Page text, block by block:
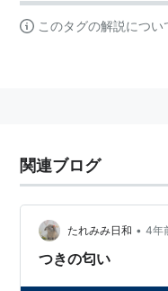
このタグの解説につい
関連ブログ
たれみみ日和 • 4年
つきの匂い